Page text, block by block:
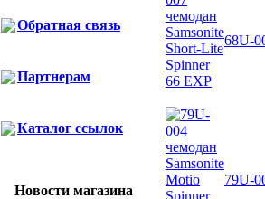
Обратная связь
Партнерам
Каталог ссылок
Новости магазина
68U-
79U-